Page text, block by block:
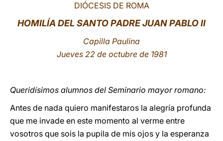
LATINE
DIÓCESIS DE ROMA
HOMILÍA DEL SANTO PADRE JUAN PABLO II
Capilla Paulina
Jueves 22 de octubre de 1981
Queridísimos alumnos del Seminario mayor romano:
Antes de nada quiero manifestaros la alegría profunda
que me invade en este momento al verme entre
vosotros que sois la pupila de mis ojos y la esperanza